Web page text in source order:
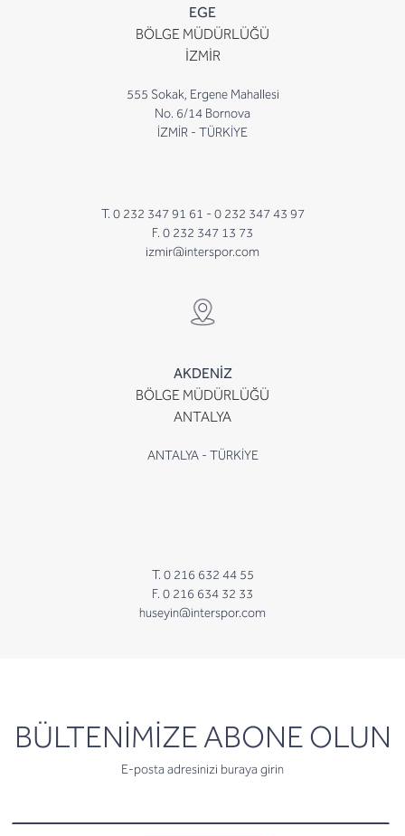
EGE
BÖLGE MÜDÜRLÜĞÜ
İZMİR
555 Sokak, Ergene Mahallesi
No. 6/14 Bornova
İZMİR - TÜRKİYE
T. 0 232 347 91 61 - 0 232 347 43 97
F. 0 232 347 13 73
izmir@interspor.com
AKDENİZ
BÖLGE MÜDÜRLÜĞÜ
ANTALYA
ANTALYA - TÜRKİYE
T. 0 216 632 44 55
F. 0 216 634 32 33
huseyin@interspor.com
BÜLTENİMİZE ABONE OLUN
E-posta adresinizi buraya girin
newsletter